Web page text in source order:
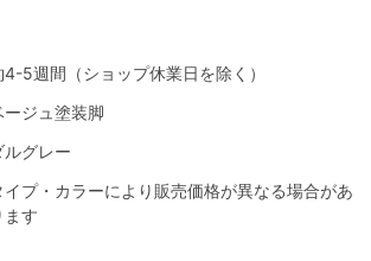
イプ・カラーにより販売価格が異なる場合があ
ます
4-5週間（ショップ休業日を除く）
ージュ塗装脚
ルグレー